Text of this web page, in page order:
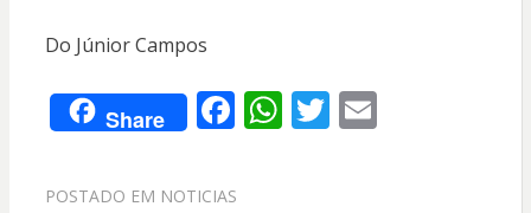
Do Júnior Campos
Share F
e
W T E
POSTADO EM NOTICIAS